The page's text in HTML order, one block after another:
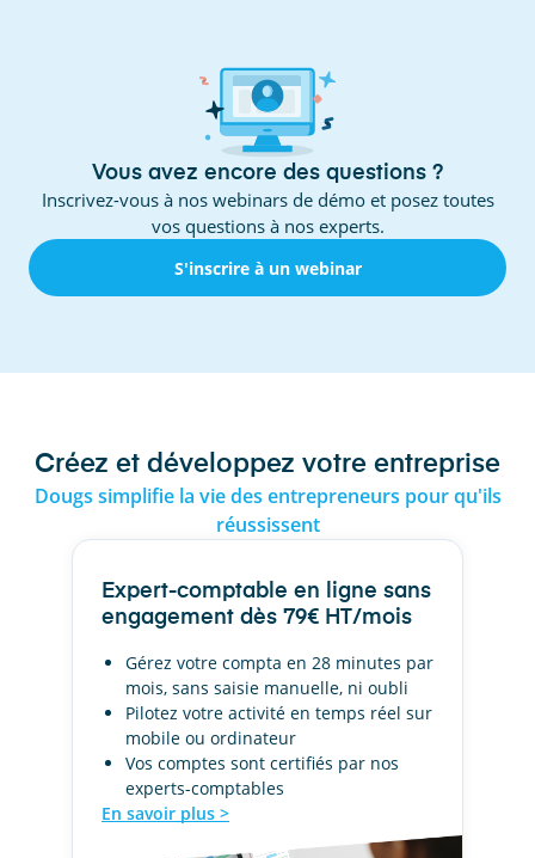
Vous avez encore des questions ?
Inscrivez-vous à nos webinars de démo et posez toutes
vos questions à nos experts.
S'inscrire à un webinar
Créez et développez votre entreprise
Dougs simplifie la vie des entrepreneurs pour qu'ils
réussissent
Expert-comptable en ligne sans
engagement dès 79€ HT/mois
Gérez votre compta en 28 minutes par
mois, sans saisie manuelle, ni oubli
Pilotez votre activité en temps réel sur
mobile ou ordinateur
Vos comptes sont certifiés par nos
experts-comptables
En savoir plus >